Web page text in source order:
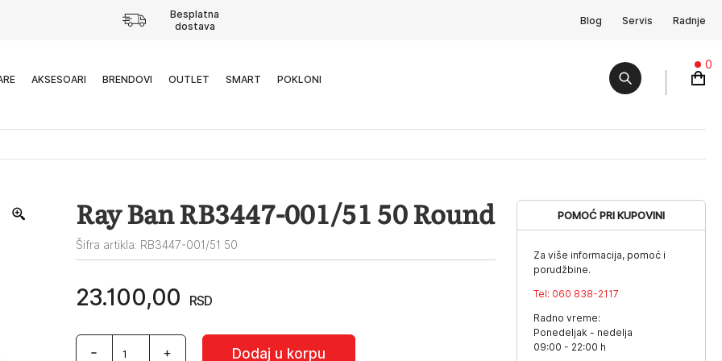
Besplatna
dostava
Blog Servis Radnje
AKSESOARI BRENDOVI OUTLET SMART POKLONI
0
Ray Ban RB3447-001/51 50 Round
Šifra artikla: RB3447-001/51 50
23.100,00 RSD
Ray
Ban
Dodaj u korpu
POMOĆ PRI KUPOVINI
Za više informacija, pomoć i
porudžbine.
Tel: 060 838-2117
Radno vreme:
Ponedeljak - nedelja
09:00 - 22:00 h